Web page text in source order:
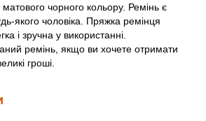
чорного кольору. Ремінь є
якого чоловіка. Пряжка ремінця
і зручна у використанні.
ремінь, якщо ви хочете отримати
гроші.